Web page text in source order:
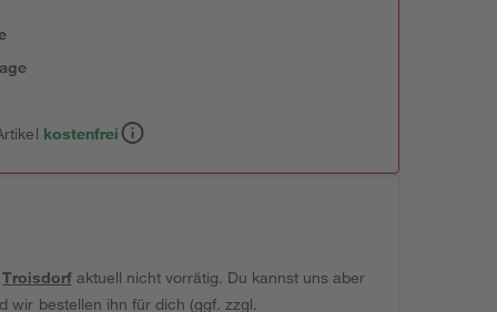
kostenfrei
Troisdorfaktuell nicht vorrätig. Du kannst uns aber
wir bestellen ihn für dich (ggf. zzgl.